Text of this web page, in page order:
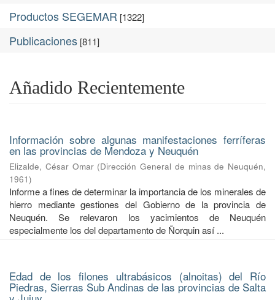
Productos SEGEMAR [1322]
Publicaciones [811]
Añadido Recientemente
Información sobre algunas manifestaciones ferríferas
en las provincias de Mendoza y Neuquén
Elizalde, César Omar (Dirección General de minas de Neuquén,
1961)
Informe a fines de determinar la importancia de los minerales de
hierro mediante gestiones del Gobierno de la provincia de
Neuquén. Se relevaron los yacimientos de Neuquén
especialmente los del departamento de Ñorquin así ...
Edad de los filones ultrabásicos (alnoitas) del Río
Piedras, Sierras Sub Andinas de las provincias de Salta